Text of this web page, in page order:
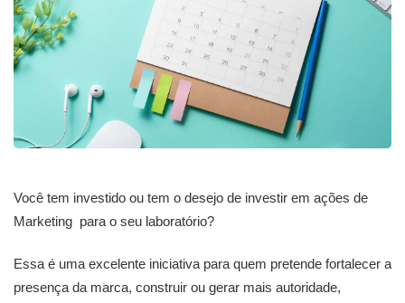
Você tem investido ou tem o desejo de investir em ações de
Marketing para o seu laboratório?
Essa é uma excelente iniciativa para quem pretende fortalecer a
presença da marca, construir ou gerar mais autoridade,